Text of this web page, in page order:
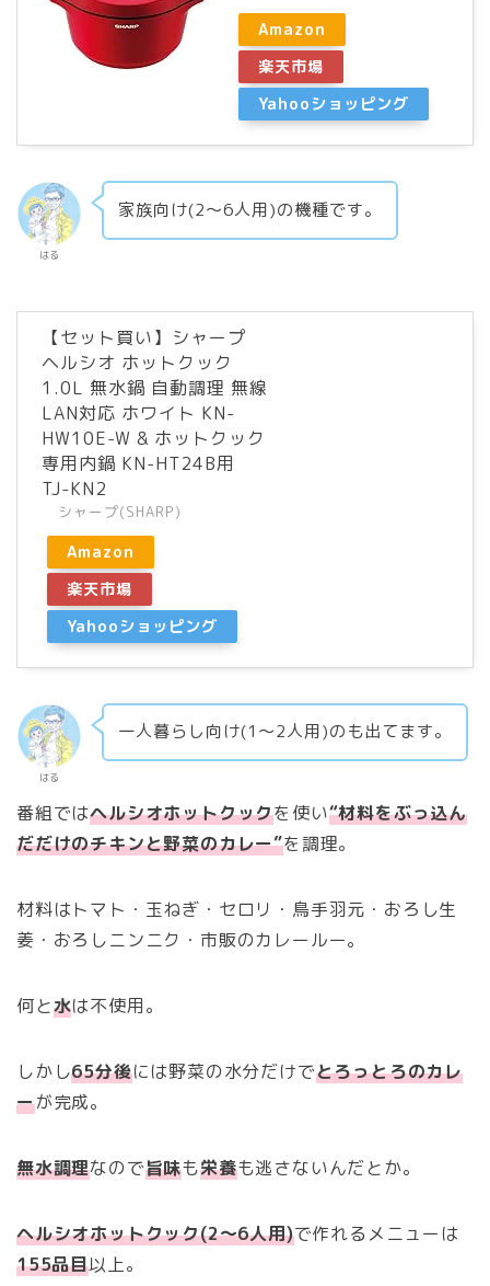
Amazon
楽天市場
Yahooショッピング
はる
家族向け(2〜6人用)の機種です。
【セット買い】シャープ
ヘルシオ ホットクック
1.0L 無水鍋 自動調理 無線
LAN対応 ホワイト KN-
HW10E-W & ホットクック
専用内鍋 KN-HT24B用
TJ-KN2
シャープ(SHARP)
Amazon
楽天市場
Yahooショッピング
はる
一人暮らし向け(1〜2人用)のも出てます。
番組ではヘルシオホットクックを使い“材料をぶっ込ん
だだけのチキンと野菜のカレー”を調理。
材料はトマト・玉ねぎ・セロリ・鳥手羽元・おろし生
姜・おろしニンニク・市販のカレールー。
何と水は不使用。
しかし65分後には野菜の水分だけでとろっとろのカレ
ーが完成。
無水調理なので旨味も栄養も逃さないんだとか。
ヘルシオホットクック(2〜6人用)で作れるメニューは
155品目以上。